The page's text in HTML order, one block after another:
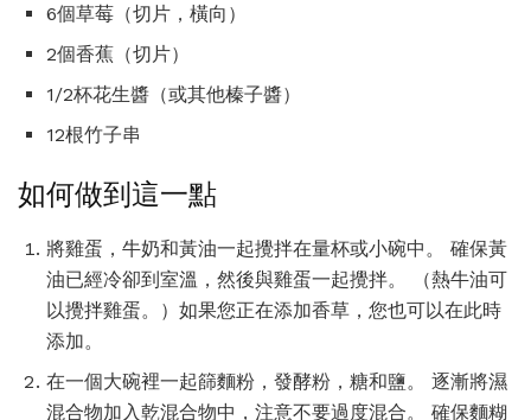
6個草莓（切片，橫向）
2個香蕉（切片）
1/2杯花生醬（或其他榛子醬）
12根竹子串
如何做到這一點
將雞蛋，牛奶和黃油一起攪拌在量杯或小碗中。 確保黃
油已經冷卻到室溫，然後與雞蛋一起攪拌。 （熱牛油可
以攪拌雞蛋。）如果您正在添加香草，您也可以在此時
添加。
在一個大碗裡一起篩麵粉，發酵粉，糖和鹽。 逐漸將濕
混合物加入乾混合物中，注意不要過度混合。 確保麵糊